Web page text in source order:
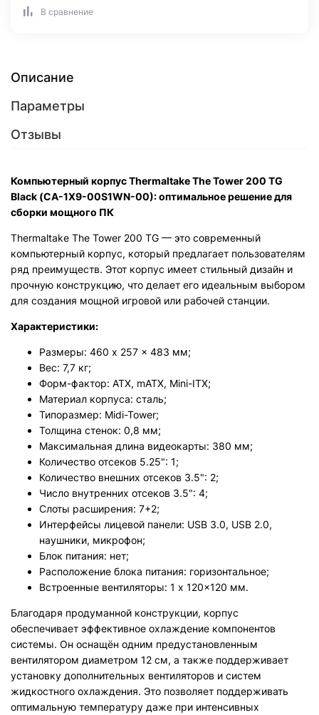
В сравнение
Описание
Параметры
Отзывы
Компьютерный корпус Thermaltake The Tower 200 TG
Black (CA-1X9-00S1WN-00): оптимальное решение для
сборки мощного ПК
Thermaltake The Tower 200 TG — это современный
компьютерный корпус, который предлагает пользователям
ряд преимуществ. Этот корпус имеет стильный дизайн и
прочную конструкцию, что делает его идеальным выбором
для создания мощной игровой или рабочей станции.
Характеристики:
Размеры: 460 x 257 x 483 мм;
Вес: 7,7 кг;
Форм-фактор: ATX, mATX, Mini-ITX;
Материал корпуса: сталь;
Типоразмер: Midi-Tower;
Толщина стенок: 0,8 мм;
Максимальная длина видеокарты: 380 мм;
Количество отсеков 5.25": 1;
Количество внешних отсеков 3.5": 2;
Число внутренних отсеков 3.5": 4;
Слоты расширения: 7+2;
Интерфейсы лицевой панели: USB 3.0, USB 2.0,
наушники, микрофон;
Блок питания: нет;
Расположение блока питания: горизонтальное;
Встроенные вентиляторы: 1 x 120x120 мм.
Благодаря продуманной конструкции, корпус
обеспечивает эффективное охлаждение компонентов
системы. Он оснащён одним предустановленным
вентилятором диаметром 12 см, а также поддерживает
установку дополнительных вентиляторов и систем
жидкостного охлаждения. Это позволяет поддерживать
оптимальную температуру даже при интенсивных